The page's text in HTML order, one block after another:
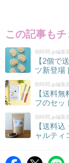
この記事もチ
朝時間.jp編集
【2個で
ツ新登場
朝時間.jp編集
【送料
フのセッ
朝時間.jp編集
【送料
ャルティ